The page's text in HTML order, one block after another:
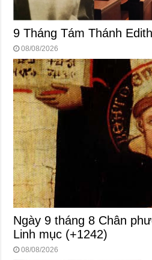
9 Tháng Tám Thánh
08/08/2026
Ngày 9 tháng 8 Chân
Linh mục (+1242)
08/08/2026